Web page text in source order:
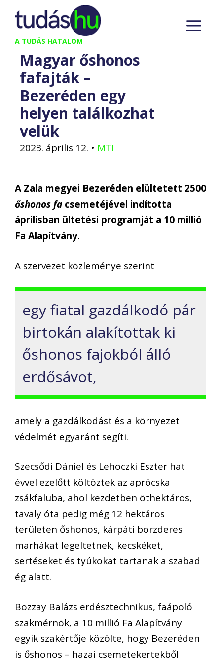
Kilépés
tartalomba
A TUDÁS HATALOM
Magyar őshonos
fafajták –
Bezeréden egy
helyen találkozhat
velük
2023. április 12. • MTI
A Zala megyei Bezeréden elültetett 2500
őshonos fa csemetéjével indította
áprilisban ültetési programját a 10 millió
Fa Alapítvány.
A szervezet közleménye szerint
egy fiatal gazdálkodó pár
birtokán alakítottak ki
őshonos fajokból álló
erdősávot,
amely a gazdálkodást és a környezet
védelmét egyaránt segíti.
Szecsődi Dániel és Lehoczki Eszter hat
évvel ezelőtt költöztek az aprócska
zsákfaluba, ahol kezdetben öthektáros,
tavaly óta pedig még 12 hektáros
területen őshonos, kárpáti borzderes
marhákat legeltetnek, kecskéket,
sertéseket és tyúkokat tartanak a szabad
ég alatt.
Bozzay Balázs erdésztechnikus, faápoló
szakmérnök, a 10 millió Fa Alapítvány
egyik szakértője közölte, hogy Bezeréden
is őshonos – hazai csemetekertekből